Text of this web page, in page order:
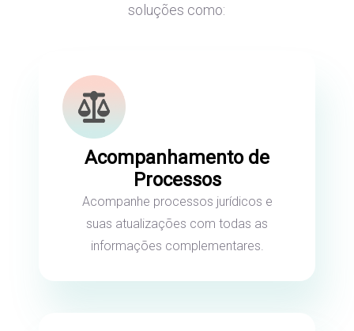
soluções como:
Acompanhamento de
Processos
Acompanhe processos jurídicos e
suas atualizações com todas as
informações complementares.